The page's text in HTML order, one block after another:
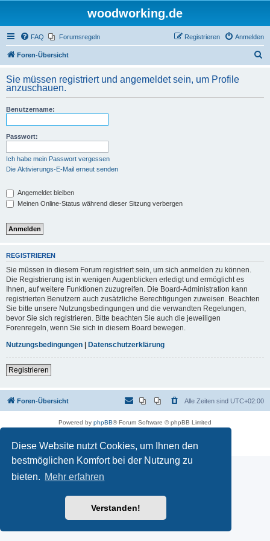
Diese Website nutzt Cookies, um Ihnen den
bestmöglichen Komfort bei der Nutzung zu
bieten. Mehr erfahren
Verstanden!
woodworking.de
FAQ Forumsregeln Anmelden
Registrieren
Foren-Übersicht
h
Sie müssen registriert und angemeldet sein, um Profile
anzuschauen.
Benutzername:
Passwort:
Ich habe mein Passwort vergessen
Die Aktivierungs-E-Mail erneut senden
Angemeldet bleiben
Meinen Online-Status während dieser Sitzung verbergen
REGISTRIEREN
Sie müssen in diesem Forum registriert sein, um sich anmelden zu können.
Die Registrierung ist in wenigen Augenblicken erledigt und ermöglicht es
Ihnen, auf weitere Funktionen zuzugreifen. Die Board-Administration kann
registrierten Benutzern auch zusätzliche Berechtigungen zuweisen. Beachten
Sie bitte unsere Nutzungsbedingungen und die verwandten Regelungen,
bevor Sie sich registrieren. Bitte beachten Sie auch die jeweiligen
Forenregeln, wenn Sie sich in diesem Board bewegen.
Nutzungsbedingungen | Datenschutzerklärung
Registrieren
Foren-Übersicht Alle Zeiten sind UTC+02:00
Powered by phpBB® Forum Software © phpBB Limited
Datenschutz|Nutzungsbedingungen